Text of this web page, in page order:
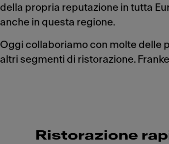
della propria reputazione in tutta
anche in questa regione.
Oggi collaboriamo con molte delle
altri segmenti di ristorazione.
Ristorazione